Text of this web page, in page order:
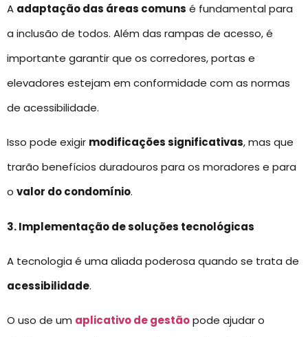
A adaptação das áreas comuns é fundamental para
a inclusão de todos. Além das rampas de acesso, é
importante garantir que os corredores, portas e
elevadores estejam em conformidade com as normas
de acessibilidade.
Isso pode exigir modificações significativas, mas que
trarão benefícios duradouros para os moradores e para
o valor do condomínio.
3. Implementação de soluções tecnológicas
A tecnologia é uma aliada poderosa quando se trata de
acessibilidade.
O uso de um aplicativo de gestãopode ajudar o